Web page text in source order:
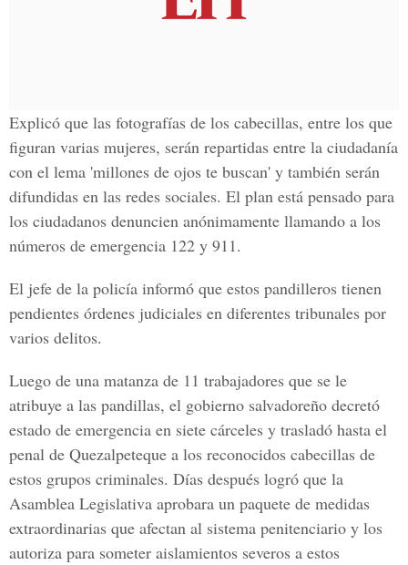
Explicó que las fotografías de los cabecillas, entre los que
figuran varias mujeres, serán repartidas entre la ciudadanía
con el lema 'millones de ojos te buscan' y también serán
difundidas en las redes sociales. El plan está pensado para
los ciudadanos denuncien anónimamente llamando a los
números de emergencia 122 y 911.
El jefe de la policía informó que estos pandilleros tienen
pendientes órdenes judiciales en diferentes tribunales por
varios delitos.
Luego de una matanza de 11 trabajadores que se le
atribuye a las pandillas, el gobierno salvadoreño decretó
estado de emergencia en siete cárceles y trasladó hasta el
penal de Quezalpeteque a los reconocidos cabecillas de
estos grupos criminales. Días después logró que la
Asamblea Legislativa aprobara un paquete de medidas
extraordinarias que afectan al sistema penitenciario y los
autoriza para someter aislamientos severos a estos